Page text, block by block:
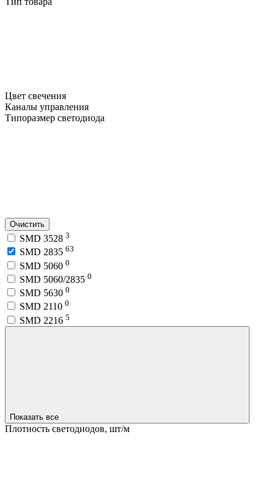
Цвет свечения
Каналы управления
Типоразмер светодиода
Очистить
SMD 3528 3
SMD 2835 63
SMD 5060 0
SMD 5060/2835 0
SMD 5630 0
SMD 2110 0
SMD 2216 5
Показать все
Плотность светодиодов, шт/м